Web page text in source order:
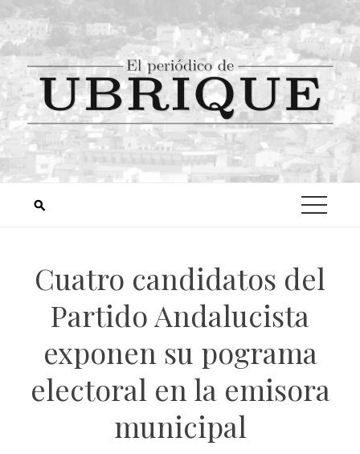
Cuatro candidatos del
Partido Andalucista
exponen su pograma
electoral en la emisora
municipal